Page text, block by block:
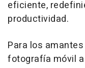
eficiente,
productividad.
Para los
fotografía móvil